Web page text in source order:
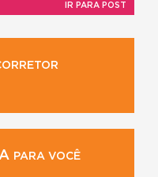
IR PARA POST
PARA VOCÊ